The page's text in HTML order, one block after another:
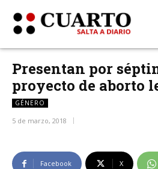
Presentan por
proyecto de aborto
GÉNERO
5 de marzo, 2018
Facebook X